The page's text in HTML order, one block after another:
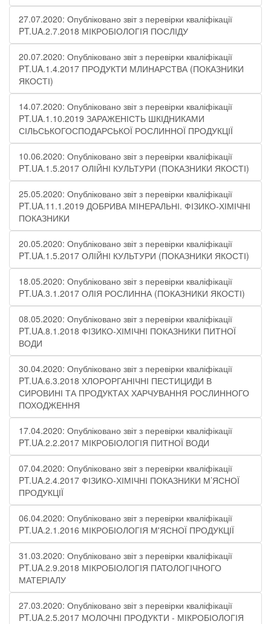
27.07.2020: Опубліковано звіт з перевірки кваліфікації
PT.UA.2.7.2018 МІКРОБІОЛОГІЯ ПОСЛІДУ
20.07.2020: Опубліковано звіт з перевірки кваліфікації
PT.UA.1.4.2017 ПРОДУКТИ МЛИНАРСТВА (ПОКАЗНИКИ
ЯКОСТІ)
14.07.2020: Опубліковано звіт з перевірки кваліфікації
PT.UA.1.10.2019 ЗАРАЖЕНІСТЬ ШКІДНИКАМИ
СІЛЬСЬКОГОСПОДАРСЬКОЇ РОСЛИННОЇ ПРОДУКЦІЇ
10.06.2020: Опубліковано звіт з перевірки кваліфікації
PT.UA.1.5.2017 ОЛІЙНІ КУЛЬТУРИ (ПОКАЗНИКИ ЯКОСТІ)
25.05.2020: Опубліковано звіт з перевірки кваліфікації
PT.UA.11.1.2019 ДОБРИВА МІНЕРАЛЬНІ. ФІЗИКО-ХІМІЧНІ
ПОКАЗНИКИ
20.05.2020: Опубліковано звіт з перевірки кваліфікації
PT.UA.1.5.2017 ОЛІЙНІ КУЛЬТУРИ (ПОКАЗНИКИ ЯКОСТІ)
18.05.2020: Опубліковано звіт з перевірки кваліфікації
PT.UA.3.1.2017 ОЛІЯ РОСЛИННА (ПОКАЗНИКИ ЯКОСТІ)
08.05.2020: Опубліковано звіт з перевірки кваліфікації
PT.UA.8.1.2018 ФІЗИКО-ХІМІЧНІ ПОКАЗНИКИ ПИТНОЇ
ВОДИ
30.04.2020: Опубліковано звіт з перевірки кваліфікації
PT.UA.6.3.2018 ХЛОРОРГАНІЧНІ ПЕСТИЦИДИ В
СИРОВИНІ ТА ПРОДУКТАХ ХАРЧУВАННЯ РОСЛИННОГО
ПОХОДЖЕННЯ
17.04.2020: Опубліковано звіт з перевірки кваліфікації
PT.UA.2.2.2017 МІКРОБІОЛОГІЯ ПИТНОЇ ВОДИ
07.04.2020: Опубліковано звіт з перевірки кваліфікації
PT.UA.2.4.2017 ФІЗИКО-ХІМІЧНІ ПОКАЗНИКИ М’ЯСНОЇ
ПРОДУКЦІЇ
06.04.2020: Опубліковано звіт з перевірки кваліфікації
PT.UA.2.1.2016 МІКРОБІОЛОГІЯ М'ЯСНОЇ ПРОДУКЦІЇ
31.03.2020: Опубліковано звіт з перевірки кваліфікації
PT.UA.2.9.2018 МІКРОБІОЛОГІЯ ПАТОЛОГІЧНОГО
МАТЕРІАЛУ
27.03.2020: Опубліковано звіт з перевірки кваліфікації
PT.UA.2.5.2017 МОЛОЧНІ ПРОДУКТИ - МІКРОБІОЛОГІЯ